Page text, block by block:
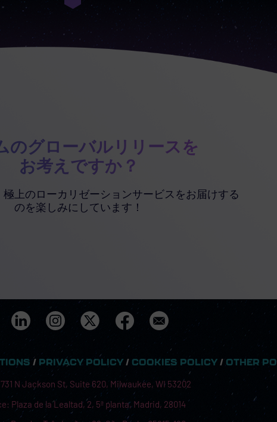
のグローバルリリースを
お考えですか？
上のローカリゼーションサービスをお届けする
のを楽しみにしています！
/ PRIVACY POLICY / COOKIES POLICY / OTHER
N Jackson St, Suite 620, Milwaukee, WI 53202
Plaza de la Lealtad, 2, 5ª planta, Madrid, 28014